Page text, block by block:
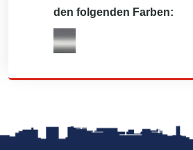
den folgenden Farben: